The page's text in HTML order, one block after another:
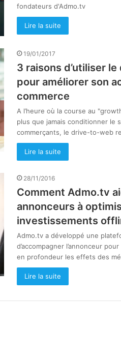
fondateurs d'Admo.tv
Lire la suite
19/01/2017
3 raisons d’utiliser
pour améliorer son
commerce
A l’heure où la course au
plus que jamais conditionner le
commerçants, le drive-to-web
Lire la suite
28/11/2016
Comment Admo.tv
annonceurs à
investissements
Admo.tv a développé une
d’accompagner l’annonceur
en profondeur les effets des
Lire la suite